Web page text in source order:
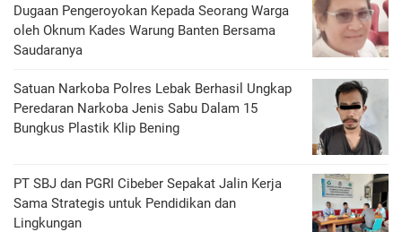
Dugaan Pengeroyokan Kepada Seorang Warga
oleh Oknum Kades Warung Banten Bersama
Saudaranya
Satuan Narkoba Polres Lebak Berhasil Ungkap
Peredaran Narkoba Jenis Sabu Dalam 15
Bungkus Plastik Klip Bening
PT SBJ dan PGRI Cibeber Sepakat Jalin Kerja
Sama Strategis untuk Pendidikan dan
Lingkungan